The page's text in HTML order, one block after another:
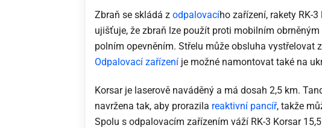
Zbraň se skládá z odpalovacího zařízení, rakety RK-
ujišťuje, že zbraň lze použít proti mobilním
polním opevněním. Střelu může obsluha vystřelovat
Odpalovací zařízení je možné namontovat také na
Korsar je laserově naváděný a má dosah 2,5 km.
navržena tak, aby prorazila reaktivní pancíř, takže
Spolu s odpalovacím zařízením váží RK-3 Korsar